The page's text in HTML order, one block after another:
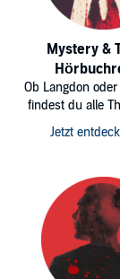
Mystery &
Ob Langdon
findest du alle
Jetzt